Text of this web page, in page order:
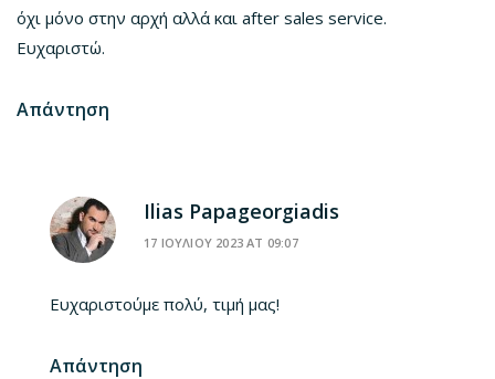
όχι μόνο στην αρχή αλλά και after sales service.
Ευχαριστώ.
Απάντηση
Ilias Papageorgiadis
17 ΙΟΥΛΙΟΥ 2023 AT 09:07
Ευχαριστούμε πολύ, τιμή μας!
Απάντηση